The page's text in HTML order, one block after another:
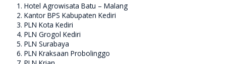
Hotel Agrowisata Batu – Malang
Kantor BPS Kabupaten Kediri
PLN Kota Kediri
PLN Grogol Kediri
PLN Surabaya
PLN Kraksaan Probolinggo